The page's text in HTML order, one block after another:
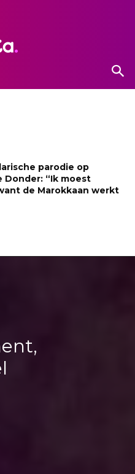
parodie op
Donder: “Ik moest
de Marokkaan werkt